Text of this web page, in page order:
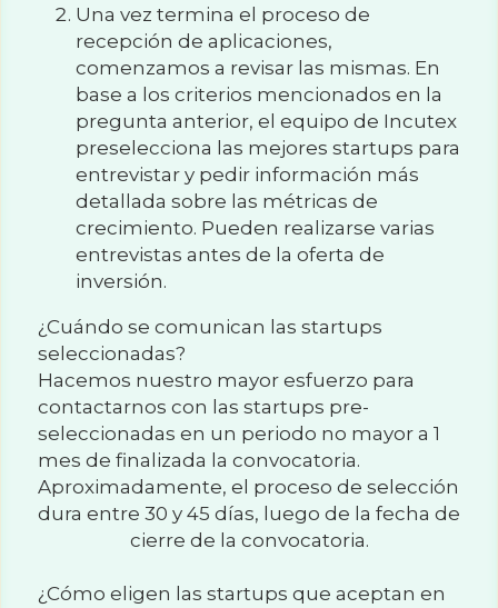
Una vez termina el proceso de
recepción de aplicaciones,
comenzamos a revisar las mismas. En
base a los criterios mencionados en la
pregunta anterior, el equipo de Incutex
preselecciona las mejores startups para
entrevistar y pedir información más
detallada sobre las métricas de
crecimiento. Pueden realizarse varias
entrevistas antes de la oferta de
inversión.
¿Cuándo se comunican las startups
seleccionadas?
Hacemos nuestro mayor esfuerzo para
contactarnos con las startups pre-
seleccionadas en un periodo no mayor a 1
mes de finalizada la convocatoria.
Aproximadamente, el proceso de selección
dura entre 30 y 45 días, luego de la fecha de
cierre de la convocatoria.
¿Cómo eligen las startups que aceptan en